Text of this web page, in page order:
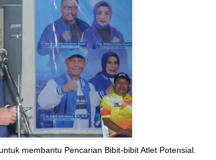
membantu Pencarian Bibit-bibit Atlet Potensial.